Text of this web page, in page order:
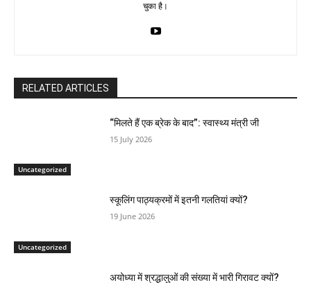
चुका है।
RELATED ARTICLES
Uncategorized
“मिलते हैं एक ब्रेक के बाद”: स्वास्थ्य मंत्री जी
15 July 2026
Uncategorized
स्कूलिंग पाठ्यक्रमों में इतनी गलतियां क्यों?
19 June 2026
अयोध्या में श्रद्धालुओं की संख्या में भारी गिरावट क्यों?